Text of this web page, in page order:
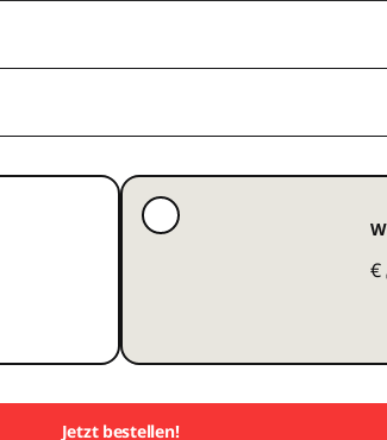
€
Jetzt bestellen!